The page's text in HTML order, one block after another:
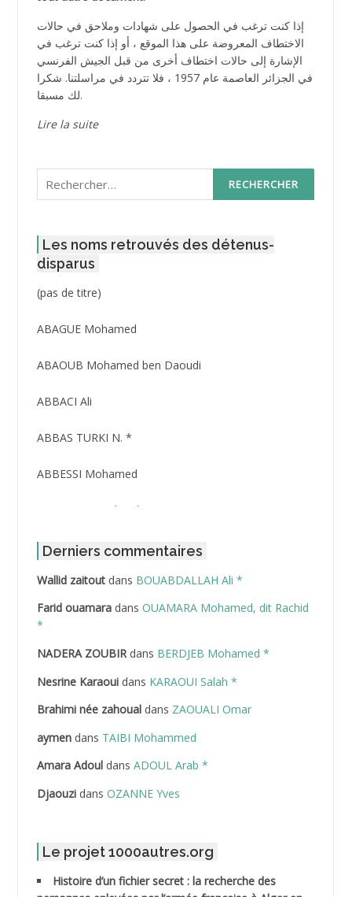
إذا كنت ترغب في الحصول على شهادات وملاحق في حالات
الاختطاف المعروضة على هذا الموقع ، أو إذا كنت ترغب في
الإشارة إلى حالات اختطاف أخرى من قبل الجيش الفرنسي
في الجزائر العاصمة عام 1957 ، فلا تتردد في مراسلتنا. شكرا
لك مسبقا.
Lire la suite
Rechercher :
Les noms retrouvés des détenus-
disparus
(pas de titre)Post
3416
ABAGUE Mohamed
ABAOUB Mohamed ben Daoudi
ABBACI Ali
ABBAS TURKI N. *
ABBESSI Mohamed
ABBOUR Azzedine *
ABDAT Amar
ABDEDDAIM Hamid
ABDELAZIZ Mohamed
ABDELHAFID Lakhdar
ABDELLI Mohamed
ABDELLI Mohamed *
ABDELMOUMENE Ahmed
Derniers commentaires
Wallid zaitoutdans BOUABDALLAH Ali *
Farid ouamaradans OUAMARA Mohamed, dit Rachid
*
NADERA ZOUBIRdans BERDJEB Mohamed *
Nesrine Karaouidans KARAOUI Salah *
Brahimi née zahoualdans ZAOUALI Omar
aymendans TAIBI Mohammed
Amara Adouldans ADOUL Arab *
Djaouzidans OZANNE Yves
Le projet 1000autres.org
Histoire d’un fichier secret : la recherche des